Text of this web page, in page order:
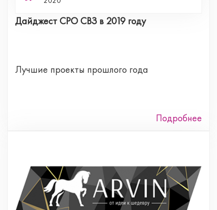
Дайджест СРО СВЗ в 2019 году
Лучшие проекты прошлого года
Подробнее